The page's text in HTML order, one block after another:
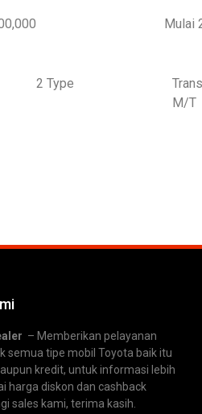
2 Type
Mulai
M/T
– Memberikan pelayanan
semua tipe mobil Toyota baik itu
kredit, untuk informasi lebih
harga diskon dan cashback
sales kami, terima kasih.